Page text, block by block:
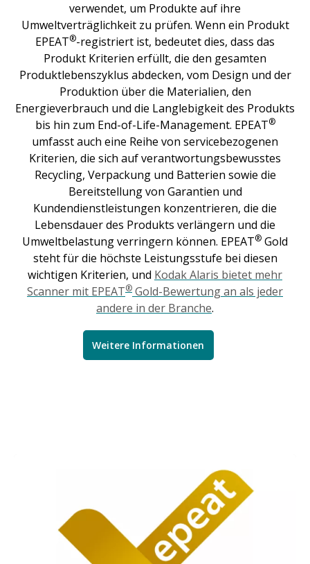
verwendet, um Produkte auf ihre
Umweltverträglichkeit zu prüfen. Wenn ein Produkt
EPEAT®-registriert ist, bedeutet dies, dass das
Produkt Kriterien erfüllt, die den gesamten
Produktlebenszyklus abdecken, vom Design und der
Produktion über die Materialien, den
Energieverbrauch und die Langlebigkeit des Produkts
bis hin zum End-of-Life-Management. EPEAT®
umfasst auch eine Reihe von servicebezogenen
Kriterien, die sich auf verantwortungsbewusstes
Recycling, Verpackung und Batterien sowie die
Bereitstellung von Garantien und
Kundendienstleistungen konzentrieren, die die
Lebensdauer des Produkts verlängern und die
Umweltbelastung verringern können. EPEAT® Gold
steht für die höchste Leistungsstufe bei diesen
wichtigen Kriterien, und Kodak Alaris bietet mehr
Scanner mit EPEAT® Gold-Bewertung an als jeder
andere in der Branche.
Weitere Informationen